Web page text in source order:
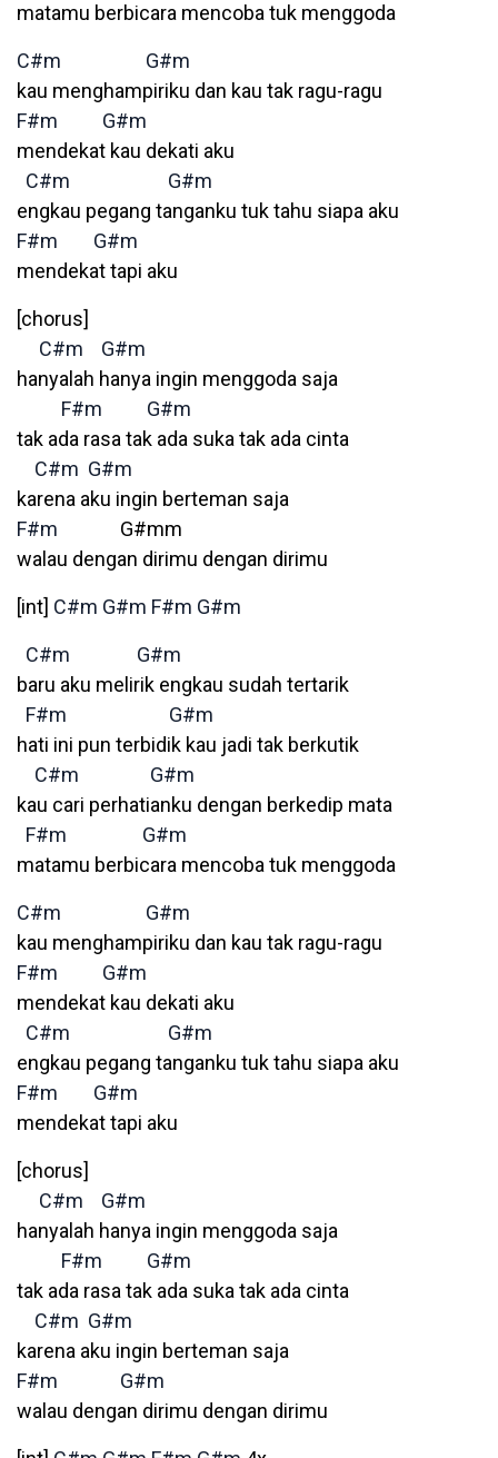
matamu berbicara mencoba tuk menggoda
C#m
G#m
kau menghampiriku dan kau tak ragu-ragu
F#m
G#m
mendekat kau dekati aku
C#m
G#m
engkau pegang tanganku tuk tahu siapa aku
F#m
G#m
mendekat tapi aku
[chorus]
C#m
G#m
hanyalah hanya ingin menggoda saja
F#m
G#m
tak ada rasa tak ada suka tak ada cinta
C#m G#m
karena aku ingin berteman saja
F#m G#mm
walau dengan dirimu dengan dirimu
[int] C#m G#m F#m G#m
C#m
G#m
baru aku melirik engkau sudah tertarik
F#m
G#m
hati ini pun terbidik kau jadi tak berkutik
C#m
G#m
kau cari perhatianku dengan berkedip mata
F#m
G#m
matamu berbicara mencoba tuk menggoda
C#m
G#m
kau menghampiriku dan kau tak ragu-ragu
F#m
G#m
mendekat kau dekati aku
C#m
G#m
engkau pegang tanganku tuk tahu siapa aku
F#m
G#m
mendekat tapi aku
[chorus]
C#m
G#m
hanyalah hanya ingin menggoda saja
F#m
G#m
tak ada rasa tak ada suka tak ada cinta
C#m G#m
karena aku ingin berteman saja
F#m
G#m
walau dengan dirimu dengan dirimu